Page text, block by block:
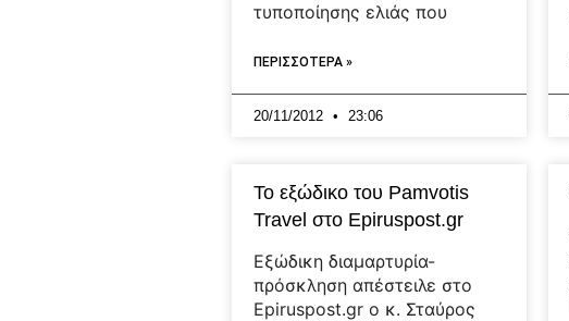
τυποποίησης ελιάς που
ΠΕΡΙΣΣΟΤΕΡΑ »
20/11/2012 23:06
Το εξώδικο του Pamvotis
Travel στο Epiruspost.gr
Εξώδικη διαμαρτυρία-
πρόσκληση απέστειλε στο
Epiruspost.gr o κ. Σταύρος